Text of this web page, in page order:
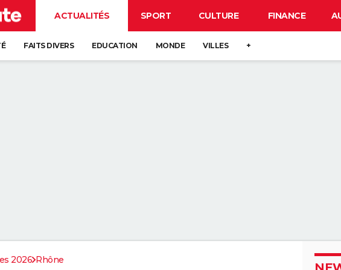
ACTUALITÉS SPORT CULTURE FINANCE
FAITS DIVERS EDUCATION MONDE VILLES +
2026 Rhône